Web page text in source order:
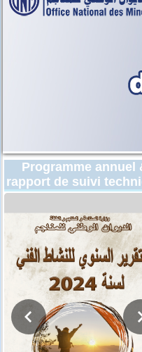
Programme annuel
rapport de suivi